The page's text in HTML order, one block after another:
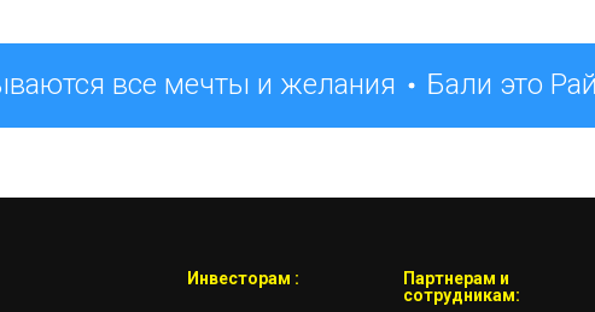
все мечты и желания Бали это Рай
Инвесторам :
Партнерам и
сотрудникам: